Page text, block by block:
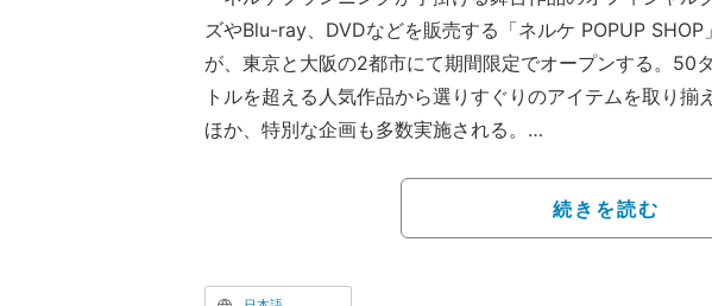
ズやBlu-ray、DVDなどを販売する「ネルケ POPUP SHOP」
が、東京と大阪の2都市にて期間限定でオープンする。50
トルを超える人気作品から選りすぐりのアイテムを取り揃
ほか、特別な企画も多数実施される。
で、大阪会場は大丸梅田店1階東イベントスペースにて6月3
から6月16日まで開催される。
続きを読む